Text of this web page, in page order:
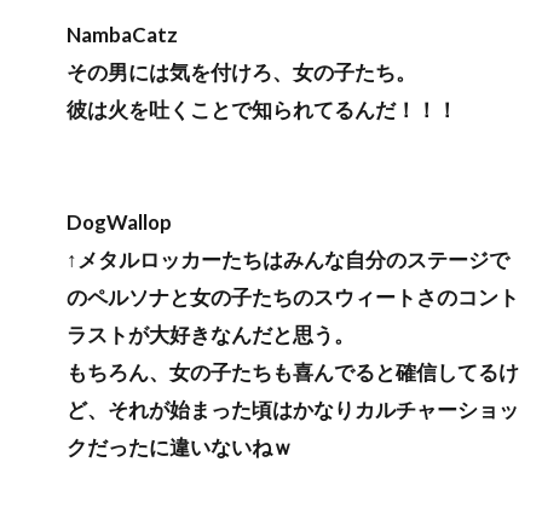
NambaCatz
その男には気を付けろ、女の子たち。
彼は火を吐くことで知られてるんだ！！！
DogWallop
↑メタルロッカーたちはみんな自分のステージで
のペルソナと女の子たちのスウィートさのコント
ラストが大好きなんだと思う。
もちろん、女の子たちも喜んでると確信してるけ
ど、それが始まった頃はかなりカルチャーショッ
クだったに違いないねｗ